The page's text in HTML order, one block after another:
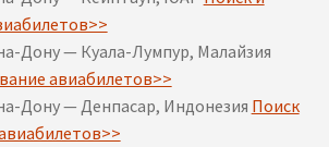
Дону — Куала-Лумпур, Малайзия
авиабилетов>>
Дону — Денпасар, Индонезия Поиск